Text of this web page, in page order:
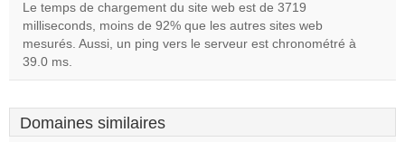
Le temps de chargement du site web est de 3719
milliseconds, moins de 92% que les autres sites web
mesurés. Aussi, un ping vers le serveur est chronométré à
39.0 ms.
Domaines similaires